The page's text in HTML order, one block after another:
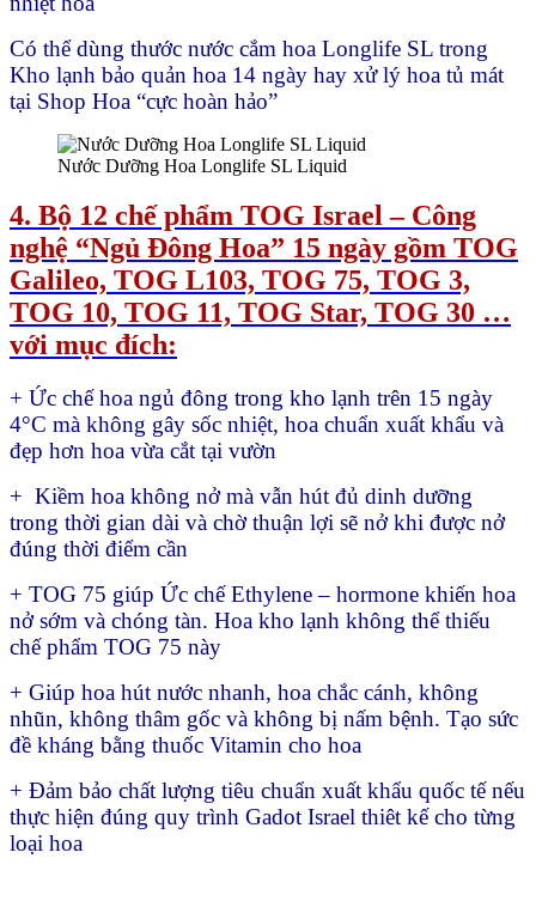
Có thể dùng thước nước cắm hoa Longlife SL trong
Kho lạnh bảo quản hoa 14 ngày hay xử lý hoa tủ mát
tại Shop Hoa “cực hoàn hảo”
Nước Dưỡng Hoa Longlife SL Liquid
4. Bộ 12 chế phẩm TOG Israel – Công
nghệ “Ngủ Đông Hoa” 15 ngày gồm TOG
Galileo, TOG L103, TOG 75, TOG 3,
TOG 10, TOG 11, TOG Star, TOG 30 …
với mục đích:
+ Ức chế hoa ngủ đông trong kho lạnh trên 15 ngày
4°C mà không gây sốc nhiệt, hoa chuẩn xuất khẩu và
đẹp hơn hoa vừa cắt tại vườn
+ Kiềm hoa không nở mà vẫn hút đủ dinh dưỡng
trong thời gian dài và chờ thuận lợi sẽ nở khi được nở
đúng thời điểm cần
+ TOG 75 giúp Ức chế Ethylene – hormone khiến hoa
nở sớm và chóng tàn. Hoa kho lạnh không thể thiếu
chế phẩm TOG 75 này
+ Giúp hoa hút nước nhanh, hoa chắc cánh, không
nhũn, không thâm gốc và không bị nấm bệnh. Tạo sức
đề kháng bằng thuốc Vitamin cho hoa
+ Đảm bảo chất lượng tiêu chuẩn xuất khẩu quốc tế nếu
thực hiện đúng quy trình Gadot Israel thiêt kế cho từng
loại hoa